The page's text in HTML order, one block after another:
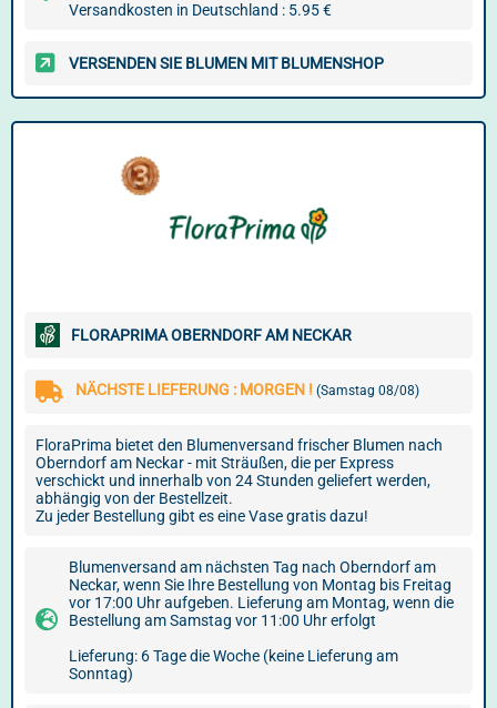
Versandkosten in Deutschland : 5.95 €
VERSENDEN SIE BLUMEN MIT BLUMENSHOP
FLORAPRIMA OBERNDORF AM NECKAR
NÄCHSTE LIEFERUNG : MORGEN ! (Samstag 08/08)
FloraPrima bietet den Blumenversand frischer Blumen nach
Oberndorf am Neckar - mit Sträußen, die per Express
verschickt und innerhalb von 24 Stunden geliefert werden,
abhängig von der Bestellzeit.
Zu jeder Bestellung gibt es eine Vase gratis dazu!
Blumenversand am nächsten Tag nach Oberndorf am
Neckar, wenn Sie Ihre Bestellung von Montag bis Freitag
vor 17:00 Uhr aufgeben. Lieferung am Montag, wenn die
Bestellung am Samstag vor 11:00 Uhr erfolgt
Lieferung: 6 Tage die Woche (keine Lieferung am
Sonntag)